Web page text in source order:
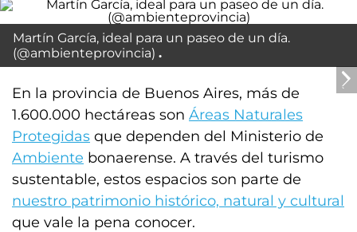
Martín García, ideal para un paseo de un día.
(@ambienteprovincia)
En la provincia de Buenos Aires, más de
1.600.000 hectáreas son Áreas Naturales
Protegidas que dependen del Ministerio de
Ambiente bonaerense. A través del turismo
sustentable, estos espacios son parte de
nuestro patrimonio histórico, natural y cultural
que vale la pena conocer.